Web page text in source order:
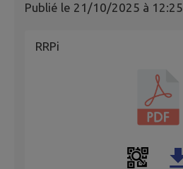
Publié le 21/10/2025 à 12:25
RRPi